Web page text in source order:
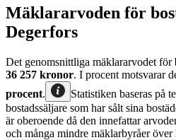
Mäklararvoden för
Degerfors
Det genomsnittliga mäklararvodet för
36 257 kronor. I procent motsvarar
procent.
Statistiken baseras på
bostadssäljare som har sålt sina
är oberoende då den innefattar
och många mindre mäklarbyråer över